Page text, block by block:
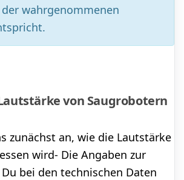
wahrgenommenen
von Saugrobotern
zunächst an, wie die Lautstärke
wird- Die Angaben zur
bei den technischen Daten